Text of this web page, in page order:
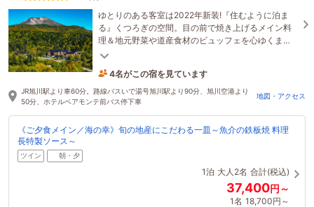
ゆとりのある客室は2022年新装!『住むように泊ま
る』くつろぎの空間。目の前で焼き上げるメイン料
理＆地元野菜や道産食材のビュッフェを心ゆくま
で。大自然の中で豊かで特別な山の時間をお過ごし
4名がこの宿を見ています
4時間前に予約されました
JR旭川駅より車60分。路線バスいで湯号旭川駅より90分、旭川空港より
50分、ホテルベアモンテ前バス停下車
地図・アクセス
《ご夕食メイン／海の幸》旬の地産にこだわる一皿～魚介の鉄板焼 料理
長特製ソース～
ツイン 朝・夕
1泊 大人2名 合計(税込)
37,400円～
1名 18,700円～